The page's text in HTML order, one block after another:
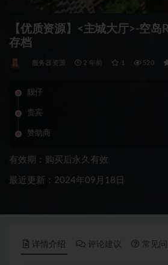
【优质资源】<主城大厅>-空岛
存档
服务器资源 2 年前 1 520
靓仔
贵宾
赞助商
有效期：购买后永久有效
最近更新：2024年09月18日
详情介绍 评论建议 常见问